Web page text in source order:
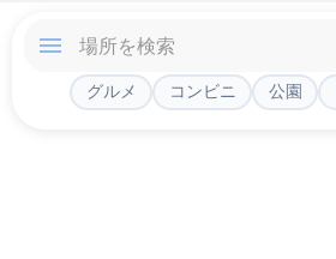
グルメ コンビニ 公園